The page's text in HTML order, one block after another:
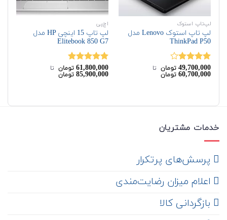
لپ‌تاپ استوک
لپ تاپ استوک Lenovo مدل
ThinkPad P50
نمره
4.00از 5
49,700,000 تومان‌ تا ‌
60,700,000 تومان
اچ‌پی
لپ تاپ 15 اینچی HP مدل
Elitebook 850 G7
نمره5.00
از 5
61,800,000 تومان‌ تا ‌
85,900,000 تومان
خدمات مشتریان
‌ پرسش‌های پرتکرار
اعلام میزان رضایت‌مندی
‌ بازگردانی کالا